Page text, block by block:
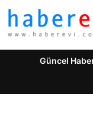
Güncel